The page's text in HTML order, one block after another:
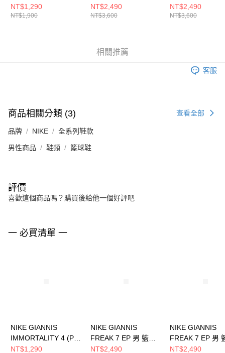
中童 籃球鞋
FZ6733100
NT$1,290
NT$1,900
鞋 HF3451005
NT$2,490
NT$3,600
鞋 HF3451600
NT$2,490
NT$3,600
相關推薦
客服
商品相關分類 (3) 查看全部
品牌 NIKE 全系列鞋款
男性商品 鞋類 籃球鞋
評價
喜歡這個商品嗎？購買後給他一個好評吧
一 必買清單 一
NIKE GIANNIS
IMMORTALITY 4 (PS)
中童 籃球鞋
NT$1,290
NIKE GIANNIS
FREAK 7 EP 男 籃球
鞋 HF3451005
NT$2,490
NIKE GIANNIS
FREAK 7 EP 男
鞋 HF3451600
NT$2,490